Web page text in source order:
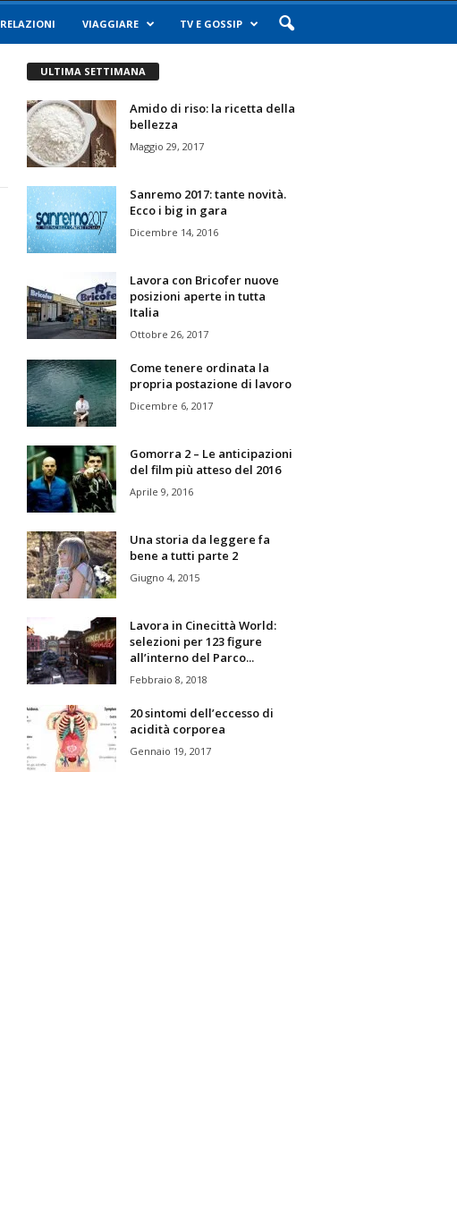
RELAZIONI VIAGGIARE TV E GOSSIP
ULTIMA SETTIMANA
Amido di riso: la ricetta della
bellezza
Maggio 29, 2017
Sanremo 2017: tante novità.
Ecco i big in gara
Dicembre 14, 2016
Lavora con Bricofer nuove
posizioni aperte in tutta
Italia
Ottobre 26, 2017
Come tenere ordinata la
propria postazione di lavoro
Dicembre 6, 2017
Gomorra 2 – Le anticipazioni
del film più atteso del 2016
Aprile 9, 2016
Una storia da leggere fa
bene a tutti parte 2
Giugno 4, 2015
Lavora in Cinecittà World:
selezioni per 123 figure
all’interno del Parco...
Febbraio 8, 2018
20 sintomi dell’eccesso di
acidità corporea
Gennaio 19, 2017